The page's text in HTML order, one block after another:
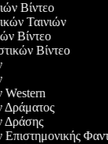
Βίντεο
Ταινιών
Βίντεο
Βίντεο
Western
Δράματος
Δράσης
Επιστημονικής